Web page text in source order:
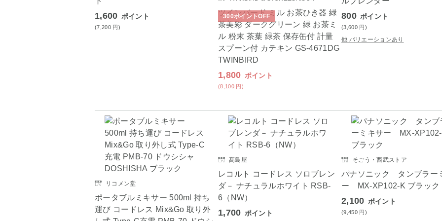
1,600 ポイント
(7,200 円)
ツインバード ミル お茶ひき器 緑
茶美彩 ダークグリーン 緑 お茶ミ
ル 粉末 茶葉 緑茶 保存缶付 計量
スプーン付 カテキン GS-4671DG
TWINBIRD
1,800 ポイント
(8,100 円)
300ポイントOFF 800 ポイント
(3,600 円)
他 バリエーションあり
リコメン堂
ポータブルミキサー 500ml 持ち
運び コードレス Mix&Go 取り外
髙島屋
レコルト コードレス ソロブレン
ダ－ ナチュラルホワイト RSB-
6（NW）
1,700 ポイント
そごう・西武ストア
パナソニック タンブラー
ー MX-XP102-K ブラック
2,100 ポイント
(9,450 円)